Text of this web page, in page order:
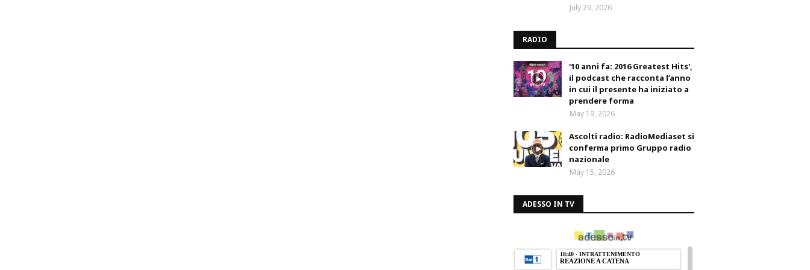
July 29, 2026
RADIO
'10 anni fa: 2016 Greatest Hits',
il podcast che racconta l’anno
in cui il presente ha iniziato a
prendere forma
May 19, 2026
Ascolti radio: RadioMediaset si
conferma primo Gruppo radio
nazionale
May 15, 2026
ADESSO IN TV